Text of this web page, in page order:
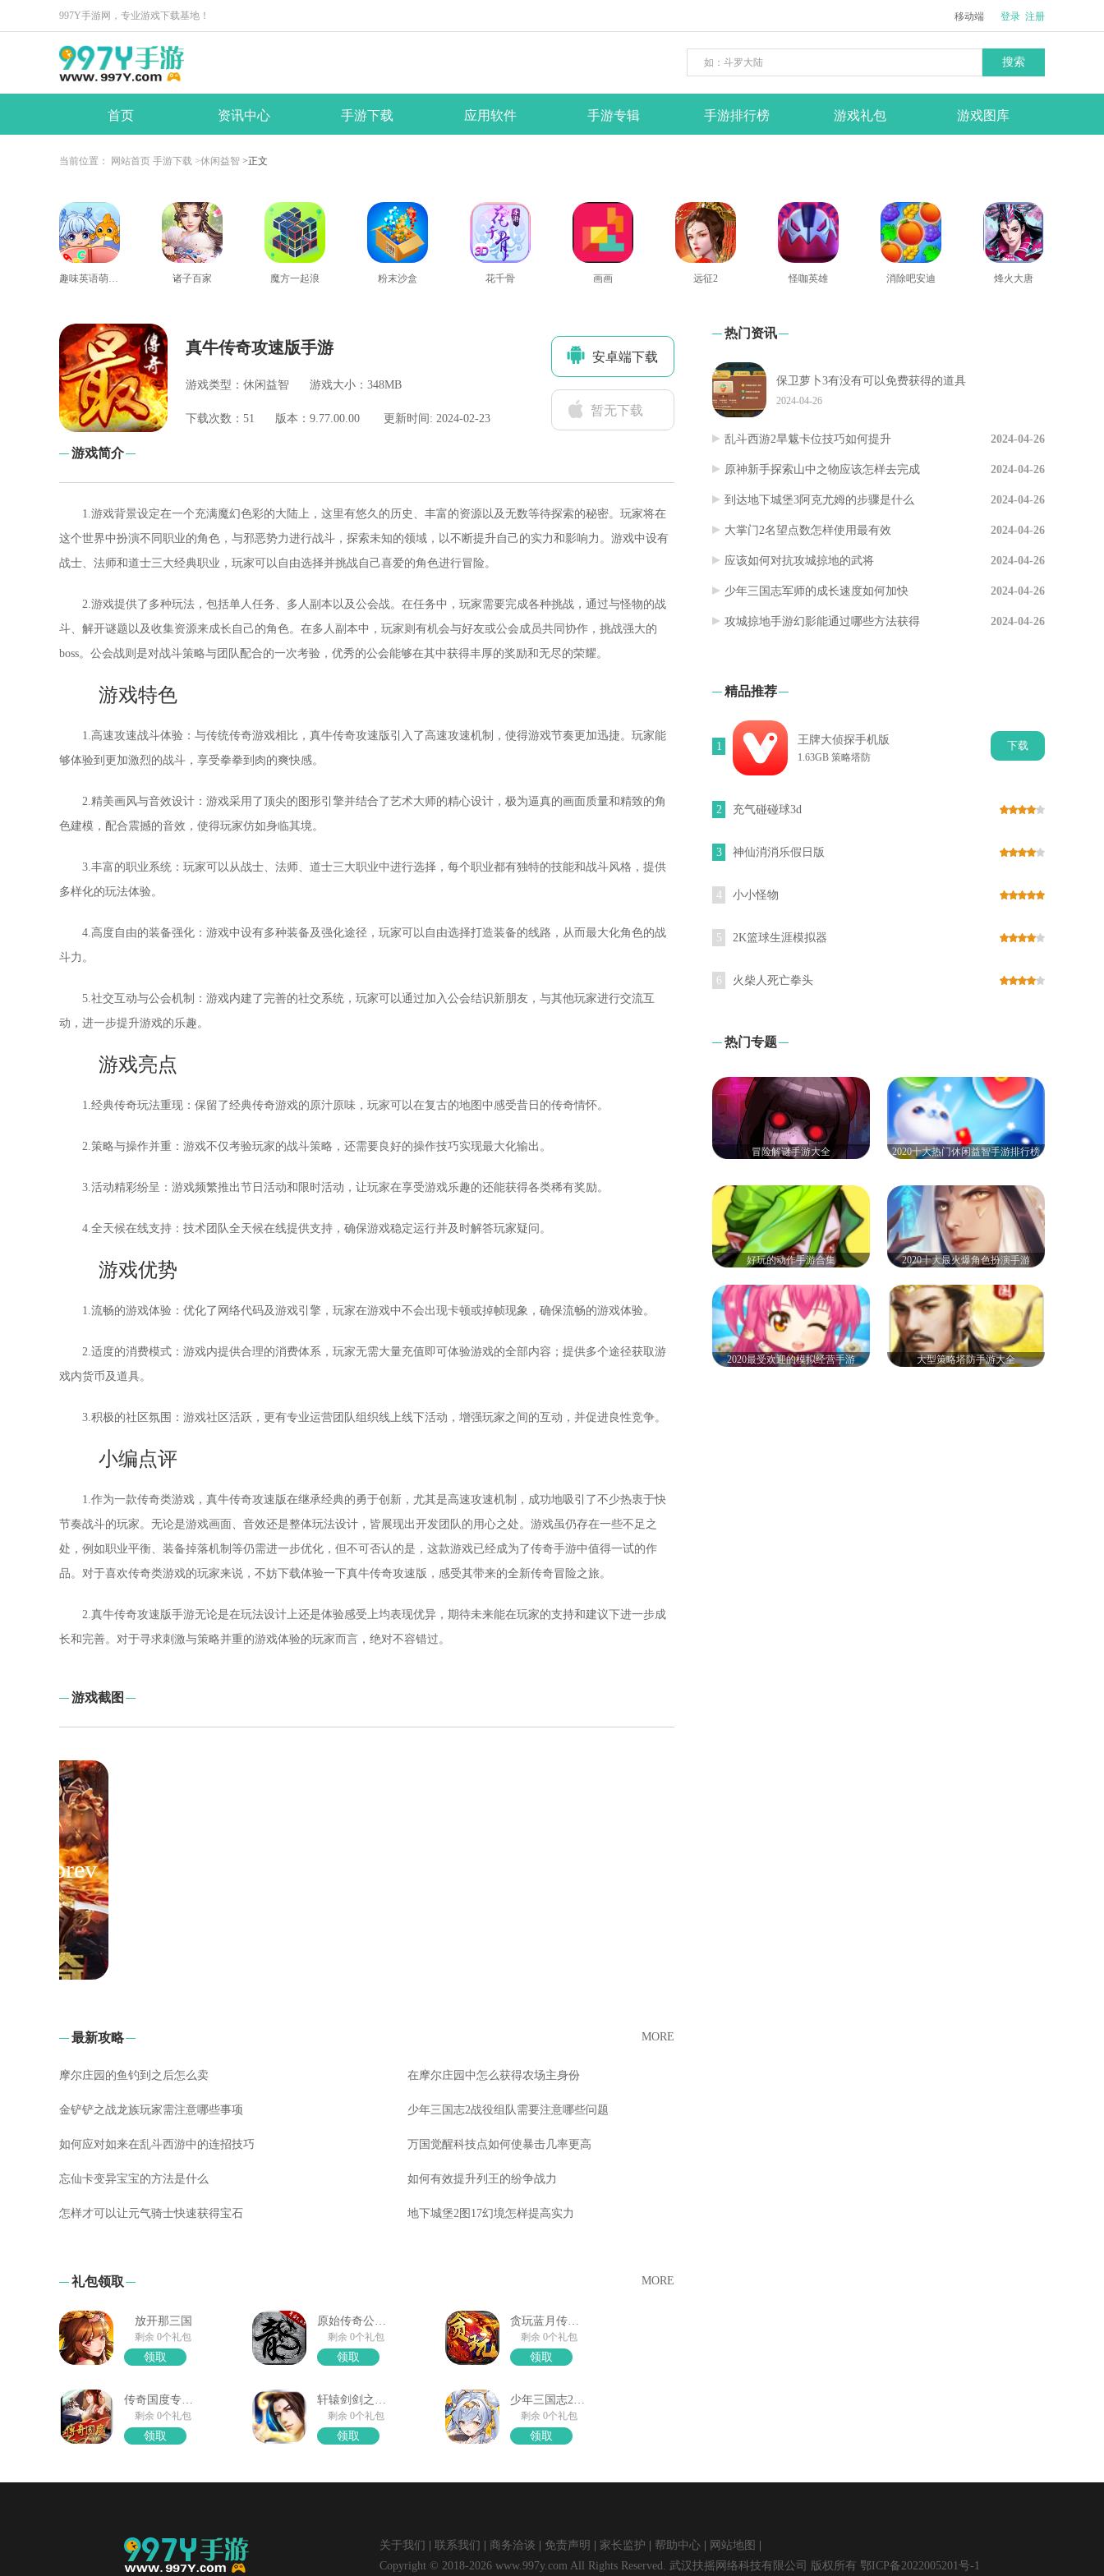
997Y手游网，专业游戏下载基地！ 移动端 登录 注册
搜索
首页 资讯中心 手游下载 应用软件 手游专辑 手游排行榜 游戏礼包 游戏图库
当前位置： 网站首页 手游下载 >休闲益智 >正文
趣味英语萌宠团 诸子百家 魔方一起浪 粉末沙盒 花千骨 画画 远征2 怪咖英雄 消除吧安迪 烽火大唐
真牛传奇攻速版手游
游戏类型： 休闲益智 游戏大小： 348MB
下载次数： 51 版本： 9.77.00.00 更新时间: 2024-02-23
安卓端下载
暂无下载
游戏简介
1.游戏背景设定在一个充满魔幻色彩的大陆上，这里有悠久的历史、丰富的资源以及无数等待探索的秘密。玩家将在
这个世界中扮演不同职业的角色，与邪恶势力进行战斗，探索未知的领域，以不断提升自己的实力和影响力。游戏中设有
战士、法师和道士三大经典职业，玩家可以自由选择并挑战自己喜爱的角色进行冒险。
2.游戏提供了多种玩法，包括单人任务、多人副本以及公会战。在任务中，玩家需要完成各种挑战，通过与怪物的战
斗、解开谜题以及收集资源来成长自己的角色。在多人副本中，玩家则有机会与好友或公会成员共同协作，挑战强大的
boss。公会战则是对战斗策略与团队配合的一次考验，优秀的公会能够在其中获得丰厚的奖励和无尽的荣耀。
游戏特色
1.高速攻速战斗体验：与传统传奇游戏相比，真牛传奇攻速版引入了高速攻速机制，使得游戏节奏更加迅捷。玩家能
够体验到更加激烈的战斗，享受拳拳到肉的爽快感。
2.精美画风与音效设计：游戏采用了顶尖的图形引擎并结合了艺术大师的精心设计，极为逼真的画面质量和精致的角
色建模，配合震撼的音效，使得玩家仿如身临其境。
3.丰富的职业系统：玩家可以从战士、法师、道士三大职业中进行选择，每个职业都有独特的技能和战斗风格，提供
多样化的玩法体验。
4.高度自由的装备强化：游戏中设有多种装备及强化途径，玩家可以自由选择打造装备的线路，从而最大化角色的战
斗力。
5.社交互动与公会机制：游戏内建了完善的社交系统，玩家可以通过加入公会结识新朋友，与其他玩家进行交流互
动，进一步提升游戏的乐趣。
游戏亮点
1.经典传奇玩法重现：保留了经典传奇游戏的原汁原味，玩家可以在复古的地图中感受昔日的传奇情怀。
2.策略与操作并重：游戏不仅考验玩家的战斗策略，还需要良好的操作技巧实现最大化输出。
3.活动精彩纷呈：游戏频繁推出节日活动和限时活动，让玩家在享受游戏乐趣的还能获得各类稀有奖励。
4.全天候在线支持：技术团队全天候在线提供支持，确保游戏稳定运行并及时解答玩家疑问。
游戏优势
1.流畅的游戏体验：优化了网络代码及游戏引擎，玩家在游戏中不会出现卡顿或掉帧现象，确保流畅的游戏体验。
2.适度的消费模式：游戏内提供合理的消费体系，玩家无需大量充值即可体验游戏的全部内容；提供多个途径获取游
戏内货币及道具。
3.积极的社区氛围：游戏社区活跃，更有专业运营团队组织线上线下活动，增强玩家之间的互动，并促进良性竞争。
小编点评
1.作为一款传奇类游戏，真牛传奇攻速版在继承经典的勇于创新，尤其是高速攻速机制，成功地吸引了不少热衷于快
节奏战斗的玩家。无论是游戏画面、音效还是整体玩法设计，皆展现出开发团队的用心之处。游戏虽仍存在一些不足之
处，例如职业平衡、装备掉落机制等仍需进一步优化，但不可否认的是，这款游戏已经成为了传奇手游中值得一试的作
品。对于喜欢传奇类游戏的玩家来说，不妨下载体验一下真牛传奇攻速版，感受其带来的全新传奇冒险之旅。
2.真牛传奇攻速版手游无论是在玩法设计上还是体验感受上均表现优异，期待未来能在玩家的支持和建议下进一步成
长和完善。对于寻求刺激与策略并重的游戏体验的玩家而言，绝对不容错过。
游戏截图
最新攻略 MORE
摩尔庄园的鱼钓到之后怎么卖 在摩尔庄园中怎么获得农场主身份
金铲铲之战龙族玩家需注意哪些事项 少年三国志2战役组队需要注意哪些问题
如何应对如来在乱斗西游中的连招技巧 万国觉醒科技点如何使暴击几率更高
忘仙卡变异宝宝的方法是什么 如何有效提升列王的纷争战力
怎样才可以让元气骑士快速获得宝石 地下城堡2图17幻境怎样提高实力
礼包领取 MORE
放开那三国
剩余 0个礼包
领取
原始传奇公测大礼包
剩余 0个礼包
领取
贪玩蓝月传奇来了
剩余 0个礼包
领取
传奇国度专属礼包领取
剩余 0个礼包
领取
轩辕剑剑之源礼包领取
剩余 0个礼包
领取
少年三国志2礼包奖励
剩余 0个礼包
领取
热门资讯
保卫萝卜3有没有可以免费获得的道具
2024-04-26
乱斗西游2旱魃卡位技巧如何提升 2024-04-26
原神新手探索山中之物应该怎样去完成 2024-04-26
到达地下城堡3阿克尤姆的步骤是什么 2024-04-26
大掌门2名望点数怎样使用最有效 2024-04-26
应该如何对抗攻城掠地的武将 2024-04-26
少年三国志军师的成长速度如何加快 2024-04-26
攻城掠地手游幻影能通过哪些方法获得 2024-04-26
精品推荐
1
王牌大侦探手机版
1.63GB 策略塔防
下载
2 充气碰碰球3d
3 神仙消消乐假日版
4 小小怪物
5 2K篮球生涯模拟器
6 火柴人死亡拳头
热门专题
冒险解谜手游大全 2020十大热门休闲益智手游排行榜
好玩的动作手游合集 2020十大最火爆角色扮演手游
2020最受欢迎的模拟经营手游 大型策略塔防手游大全
关于我们 联系我们 商务洽谈 免责声明 家长监护 帮助中心
网站地图
Copyright © 2018-2026 www.997y.com All Rights Reserved. 武汉扶摇网络科技有限公司 版权所有 鄂ICP备2022005201号-1